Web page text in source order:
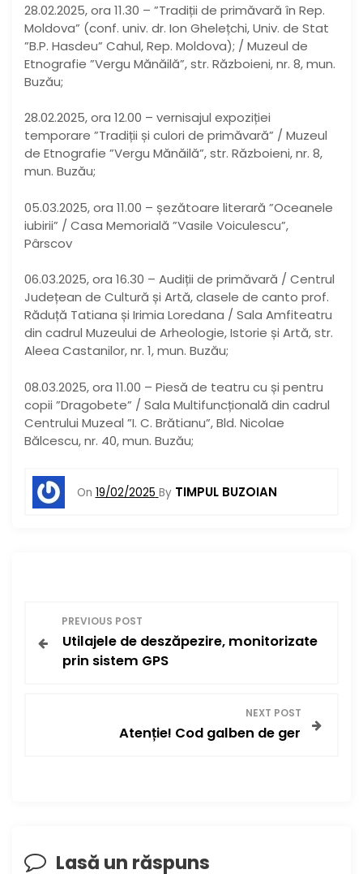
28.02.2025, ora 11.30 – ”Tradiții de primăvară în Rep.
Moldova” (conf. univ. dr. Ion Ghelețchi, Univ. de Stat
”B.P. Hasdeu” Cahul, Rep. Moldova); / Muzeul de
Etnografie ”Vergu Mănăilă”, str. Războieni, nr. 8, mun.
Buzău;
28.02.2025, ora 12.00 – vernisajul expoziției
temporare ”Tradiții și culori de primăvară” / Muzeul
de Etnografie ”Vergu Mănăilă”, str. Războieni, nr. 8,
mun. Buzău;
05.03.2025, ora 11.00 – șezătoare literară ”Oceanele
iubirii” / Casa Memorială ”Vasile Voiculescu”,
Pârscov
06.03.2025, ora 16.30 – Audiții de primăvară / Centrul
Județean de Cultură și Artă, clasele de canto prof.
Răduță Tatiana și Irimia Loredana / Sala Amfiteatru
din cadrul Muzeului de Arheologie, Istorie și Artă, str.
Aleea Castanilor, nr. 1, mun. Buzău;
08.03.2025, ora 11.00 – Piesă de teatru cu și pentru
copii ”Dragobete” / Sala Multifuncțională din cadrul
Centrului Muzeal ”I. C. Brătianu”, Bld. Nicolae
Bălcescu, nr. 40, mun. Buzău;
On 19/02/2025 By TIMPUL BUZOIAN
a
e
PREVIOUS POST
Utilajele de deszăpezire, monitorizate
prin sistem GPS
NEXT POST
Atenție! Cod galben de ger
Lasă un răspuns